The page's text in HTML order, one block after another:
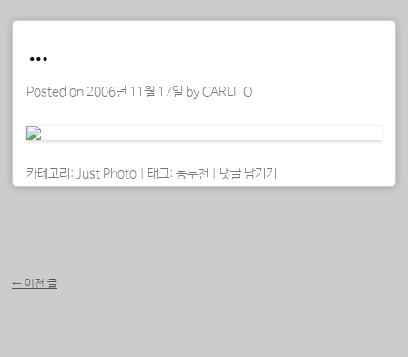
…
Posted on 2006년 11월 17일 byCARLITO
카테고리: Just Photo 태그: 동두천 댓글 남기기
← 이전 글